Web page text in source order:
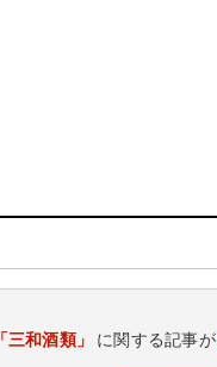
「三和酒類」 に関する記事が